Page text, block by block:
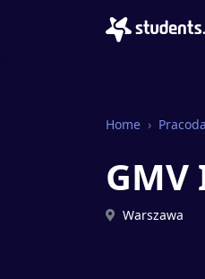
Home
Warszawa